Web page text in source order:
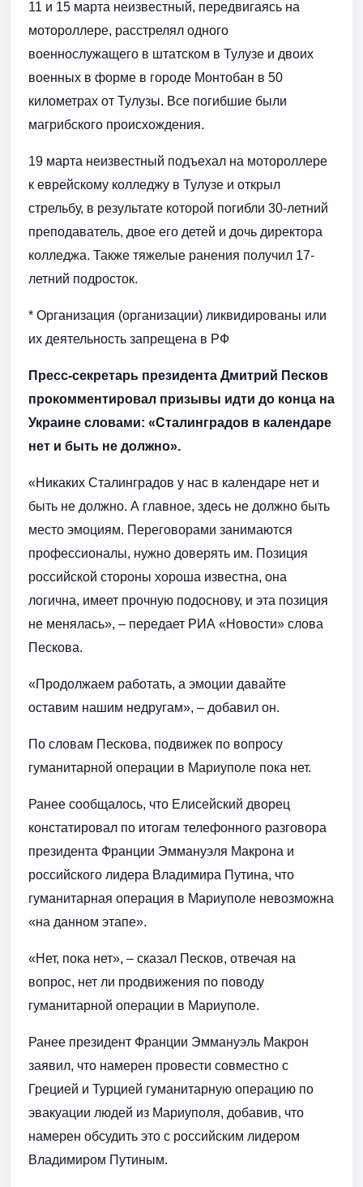
11 и 15 марта неизвестный, передвигаясь на
мотороллере, расстрелял одного
военнослужащего в штатском в Тулузе и двоих
военных в форме в городе Монтобан в 50
километрах от Тулузы. Все погибшие были
магрибского происхождения.
19 марта неизвестный подъехал на мотороллере
к еврейскому колледжу в Тулузе и открыл
стрельбу, в результате которой погибли 30-летний
преподаватель, двое его детей и дочь директора
колледжа. Также тяжелые ранения получил 17-
летний подросток.
* Организация (организации) ликвидированы или
их деятельность запрещена в РФ
Пресс-секретарь президента Дмитрий Песков
прокомментировал призывы идти до конца на
Украине словами: «Сталинградов в календаре
нет и быть не должно».
«Никаких Сталинградов у нас в календаре нет и
быть не должно. А главное, здесь не должно быть
место эмоциям. Переговорами занимаются
профессионалы, нужно доверять им. Позиция
российской стороны хороша известна, она
логична, имеет прочную подоснову, и эта позиция
не менялась», – передает РИА «Новости» слова
Пескова.
«Продолжаем работать, а эмоции давайте
оставим нашим недругам», – добавил он.
По словам Пескова, подвижек по вопросу
гуманитарной операции в Мариуполе пока нет.
Ранее сообщалось, что Елисейский дворец
констатировал по итогам телефонного разговора
президента Франции Эммануэля Макрона и
российского лидера Владимира Путина, что
гуманитарная операция в Мариуполе невозможна
«на данном этапе».
«Нет, пока нет», – сказал Песков, отвечая на
вопрос, нет ли продвижения по поводу
гуманитарной операции в Мариуполе.
Ранее президент Франции Эммануэль Макрон
заявил, что намерен провести совместно с
Грецией и Турцией гуманитарную операцию по
эвакуации людей из Мариуполя, добавив, что
намерен обсудить это с российским лидером
Владимиром Путиным.